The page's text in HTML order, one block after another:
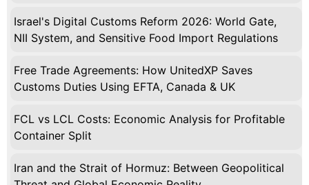
Israel's Digital Customs Reform 2026: World Gate,
NII System, and Sensitive Food Import Regulations
Free Trade Agreements: How UnitedXP Saves
Customs Duties Using EFTA, Canada & UK
FCL vs LCL Costs: Economic Analysis for Profitable
Container Split
Iran and the Strait of Hormuz: Between Geopolitical